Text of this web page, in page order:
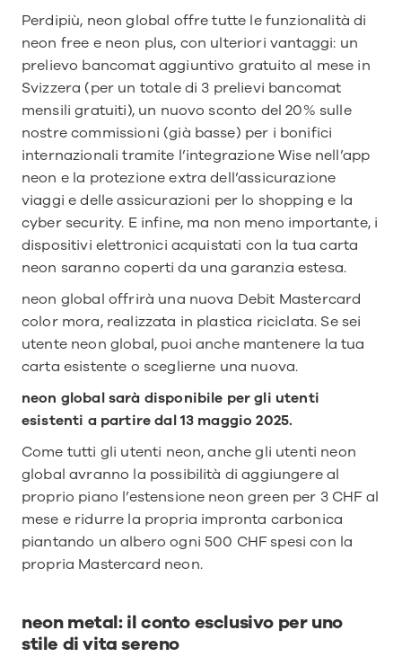
Perdipiù, neon global offre tutte le funzionalità di
neon free e neon plus, con ulteriori vantaggi: un
prelievo bancomat aggiuntivo gratuito al mese in
Svizzera (per un totale di 3 prelievi bancomat
mensili gratuiti), un nuovo sconto del 20% sulle
nostre commissioni (già basse) per i bonifici
internazionali tramite l’integrazione Wise nell’app
neon e la protezione extra dell’assicurazione
viaggi e delle assicurazioni per lo shopping e la
cyber security. E infine, ma non meno importante, i
dispositivi elettronici acquistati con la tua carta
neon saranno coperti da una garanzia estesa.
neon global offrirà una nuova Debit Mastercard
color mora, realizzata in plastica riciclata. Se sei
utente neon global, puoi anche mantenere la tua
carta esistente o sceglierne una nuova.
neon global sarà disponibile per gli utenti
esistenti a partire dal 13 maggio 2025.
Come tutti gli utenti neon, anche gli utenti neon
global avranno la possibilità di aggiungere al
proprio piano l’estensione neon green per 3 CHF al
mese e ridurre la propria impronta carbonica
piantando un albero ogni 500 CHF spesi con la
propria Mastercard neon.
neon metal: il conto esclusivo per uno
stile di vita sereno